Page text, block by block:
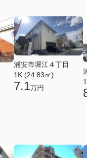
浦安市堀江４丁目
1K (24.83㎡)
7.1万円